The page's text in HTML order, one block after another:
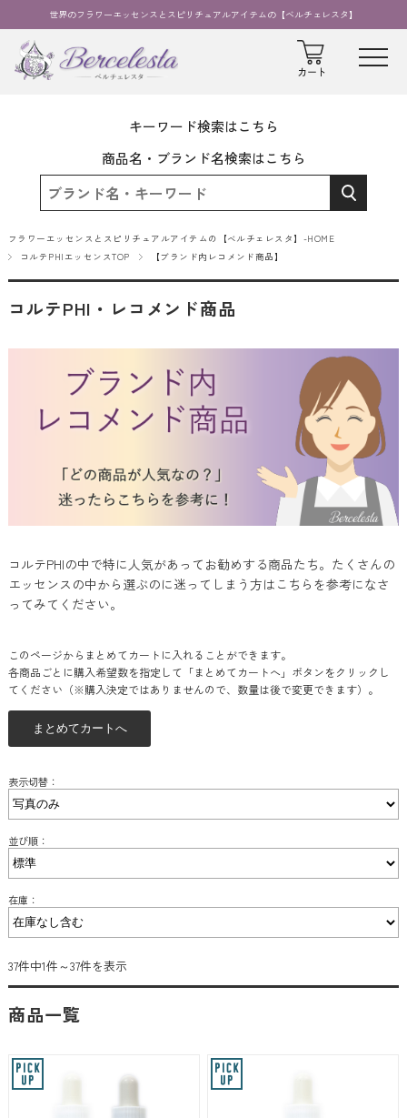
世界のフラワーエッセンスとスピリチュアルアイテムの【ベルチェレスタ】
キーワード検索はこちら
商品名・ブランド名検索はこちら
フラワーエッセンスとスピリチュアルアイテムの【ベルチェレスタ】-HOME
コルテPHIエッセンスTOP
【ブランド内レコメンド商品】
コルテPHI・レコメンド商品
コルテPHIの中で特に人気があってお勧めする商品たち。たくさんの
エッセンスの中から選ぶのに迷ってしまう方はこちらを参考になさ
ってみてください。
このページからまとめてカートに入れることができます。
各商品ごとに購入希望数を指定して「まとめてカートへ」ボタンをクリックし
てください（※購入決定ではありませんので、数量は後で変更できます）。
表示切替：
並び順：
在庫：
37件中1件～37件を表示
商品一覧